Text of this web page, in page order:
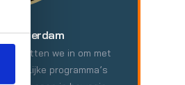
Rotterdam
zetten we in om met
programma’s